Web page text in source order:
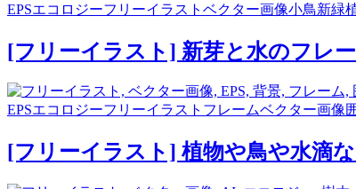
EPSエコロジーフリーイラスト ベクター画像小鳥新緑
[フリーイラスト] 新芽と水のフレ
EPSエコロジーフリーイラスト フレームベクター画像
[フリーイラスト] 植物や鳥や水滴